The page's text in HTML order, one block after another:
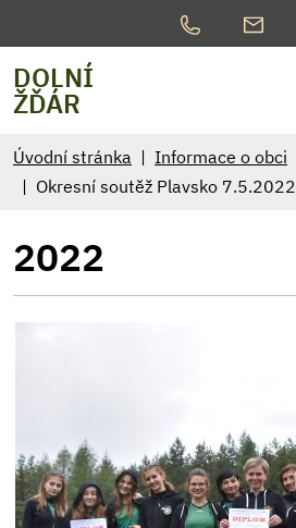
DOLNÍ
ŽĎÁR
Úvodní stránka Informace o obci
Okresní soutěž Plavsko 7.5.2022
2022